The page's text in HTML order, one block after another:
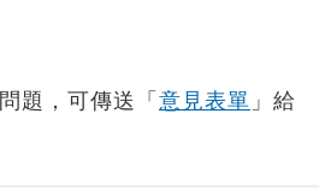
題，可傳送「 意見表單 」給